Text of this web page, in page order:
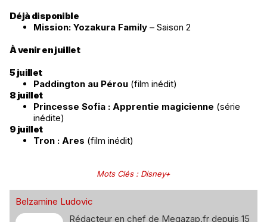
Déjà disponible
Mission: Yozakura Family – Saison 2
À venir en juillet
5 juillet
Paddington au Pérou (film inédit)
8 juillet
Princesse Sofia : Apprentie magicienne (série
inédite)
9 juillet
Tron : Ares (film inédit)
Mots Clés: Disney+
Belzamine Ludovic
Rédacteur en chef de Megazap.fr depuis 15